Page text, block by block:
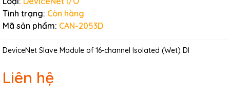
Tình trạng: Còn hàng
Mã sản phẩm: CAN-2053D
DeviceNet Slave Module of 16-channel Isolated (Wet) DI
Liên hệ